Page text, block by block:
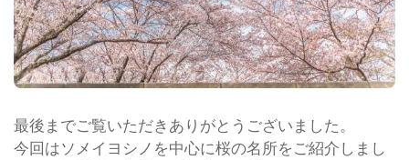
最後までご覧いただきありがとうございました。
今回はソメイヨシノを中心に桜の名所をご紹介しまし